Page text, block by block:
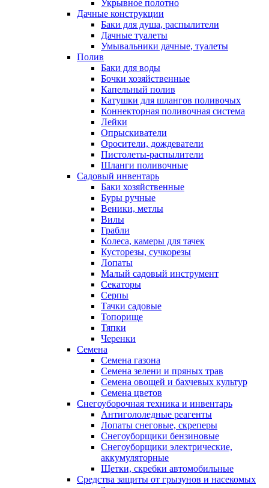
Укрывное полотно
Дачные конструкции
Баки для душа, распылители
Дачные туалеты
Умывальники дачные, туалеты
Полив
Баки для воды
Бочки хозяйственные
Капельный полив
Катушки для шлангов поливочых
Коннекторная поливочная система
Лейки
Опрыскиватели
Оросители, дождеватели
Пистолеты-распылители
Шланги поливочные
Садовый инвентарь
Баки хозяйственные
Буры ручные
Веники, метлы
Вилы
Грабли
Колеса, камеры для тачек
Кусторезы, сучкорезы
Лопаты
Малый садовый инструмент
Секаторы
Серпы
Тачки садовые
Топорище
Тяпки
Черенки
Семена
Семена газона
Семена зелени и пряных трав
Семена овощей и бахчевых культур
Семена цветов
Снегоуборочная техника и инвентарь
Антигололедные реагенты
Лопаты снеговые, скреперы
Снегоуборщики бензиновые
Снегоуборщики электрические,
аккумуляторные
Щетки, скребки автомобильные
Средства защиты от грызунов и насекомых